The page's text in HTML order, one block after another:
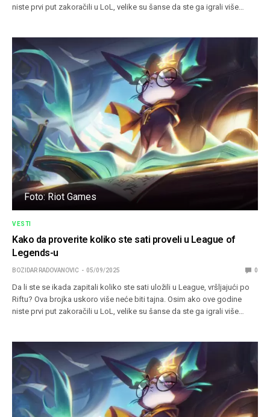
niste prvi put zakoračili u LoL, velike su šanse da ste ga igrali više…
Foto: Riot Games
VESTI
Kako da proverite koliko ste sati proveli u League of
Legends-u
BOZIDAR RADOVANOVIC 05/09/2025 0
Da li ste se ikada zapitali koliko ste sati uložili u League, vršljajući po
Riftu? Ova brojka uskoro više neće biti tajna. Osim ako ove godine
niste prvi put zakoračili u LoL, velike su šanse da ste ga igrali više…